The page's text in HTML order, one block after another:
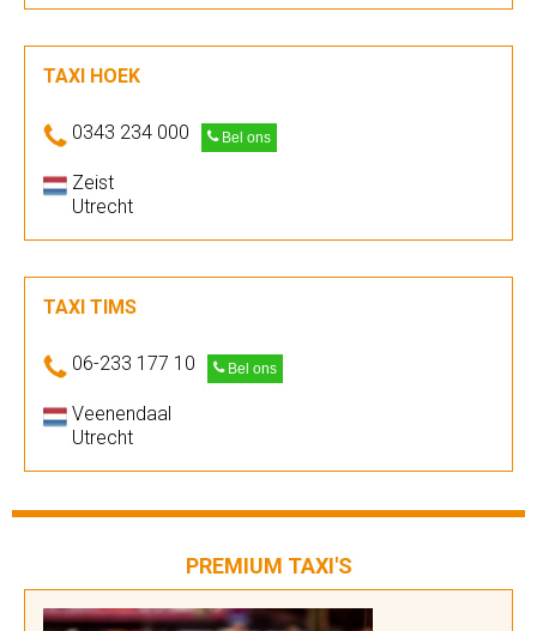
TAXI HOEK
0343 234 000 Bel ons
Zeist
Utrecht
TAXI TIMS
06-233 177 10 Bel ons
Veenendaal
Utrecht
PREMIUM TAXI'S